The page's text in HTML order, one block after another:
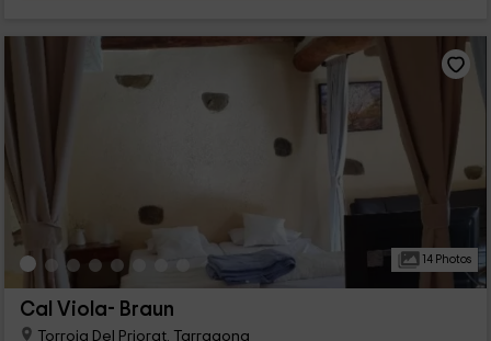
14 Photos
Cal Viola- Braun
Torroja Del Priorat, Tarragona